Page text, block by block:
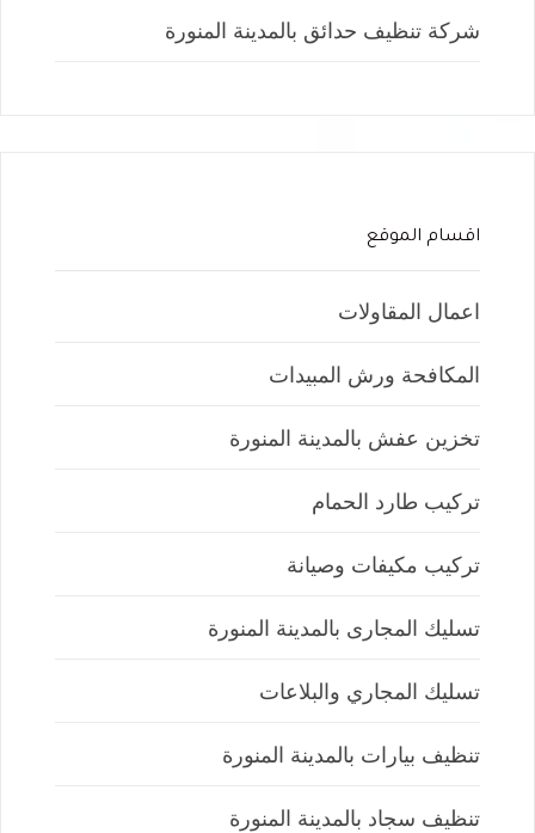
شركة تنظيف حدائق بالمدينة المنورة
اقسام الموقع
اعمال المقاولات
المكافحة ورش المبيدات
تخزين عفش بالمدينة المنورة
تركيب طارد الحمام
تركيب مكيفات وصيانة
تسليك المجارى بالمدينة المنورة
تسليك المجاري والبلاعات
تنظيف بيارات بالمدينة المنورة
تنظيف سجاد بالمدينة المنورة